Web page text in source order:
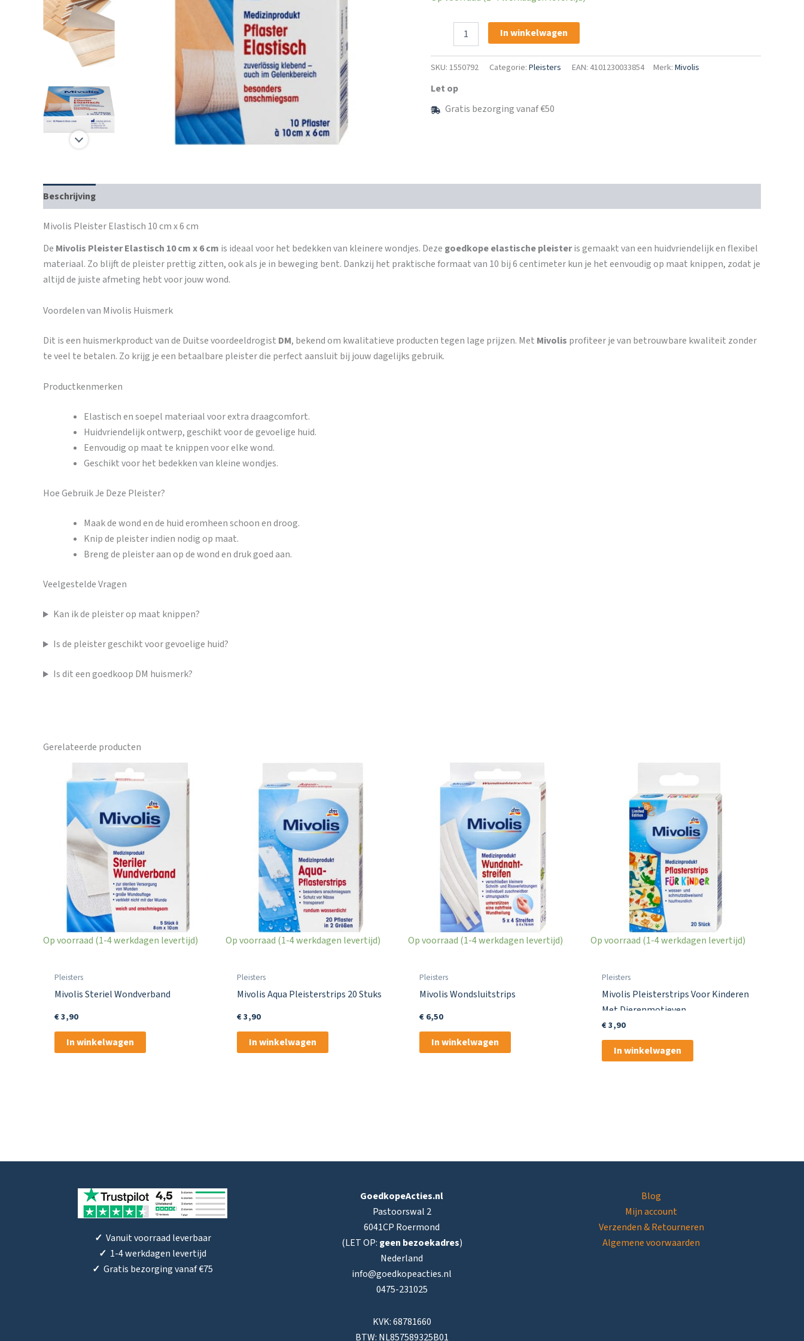
10
x
cm
In winkelwagen
SKU:1550792 Categorie:Pleisters EAN: 4101230033854 Merk:Mivolis
Let op
Gratis bezorging vanaf €50
Beschrijving
Mivolis Pleister Elastisch 10 cm x 6 cm
De Mivolis Pleister Elastisch 10 cm x 6 cm is ideaal voor het bedekken van kleinere wondjes. Deze goedkope elastische pleisteris gemaakt van een huidvriendelijk en flexibel
materiaal. Zo blijft de pleister prettig zitten, ook als je in beweging bent. Dankzij het praktische formaat van 10 bij 6 centimeter kun je het eenvoudig op maat knippen, zodat je
altijd de juiste afmeting hebt voor jouw wond.
Voordelen van Mivolis Huismerk
Dit is een huismerkproduct van de Duitse voordeeldrogist DM, bekend om kwalitatieve producten tegen lage prijzen. Met Mivolis profiteer je van betrouwbare kwaliteit zonder
te veel te betalen. Zo krijg je een betaalbare pleister die perfect aansluit bij jouw dagelijks gebruik.
Productkenmerken
Elastisch en soepel materiaal voor extra draagcomfort.
Huidvriendelijk ontwerp, geschikt voor de gevoelige huid.
Eenvoudig op maat te knippen voor elke wond.
Geschikt voor het bedekken van kleine wondjes.
Hoe Gebruik Je Deze Pleister?
Maak de wond en de huid eromheen schoon en droog.
Knip de pleister indien nodig op maat.
Breng de pleister aan op de wond en druk goed aan.
Veelgestelde Vragen
Kan ik de pleister op maat knippen?
Is de pleister geschikt voor gevoelige huid?
Is dit een goedkoop DM huismerk?
Gerelateerde producten
Op voorraad (1-4 werkdagen levertijd)
Pleisters
Mivolis Steriel Wondverband
€3,90
In winkelwagen
Op voorraad (1-4 werkdagen levertijd)
Pleisters
Mivolis Aqua Pleisterstrips 20 Stuks
€3,90
In winkelwagen
Op voorraad (1-4 werkdagen levertijd)
Pleisters
Mivolis Wondsluitstrips
€6,50
In winkelwagen
Op voorraad (1-4 werkdagen levertijd)
Pleisters
Mivolis Pleisterstrips Voor Kinderen
Met Dierenmotieven
€3,90
In winkelwagen
✓ Vanuit voorraad leverbaar
✓ 1-4 werkdagen levertijd
✓ Gratis bezorging vanaf €75
GoedkopeActies.nl
Pastoorswal 2
6041CP Roermond
(LET OP: geen bezoekadres)
Nederland
info@goedkopeacties.nl
0475-231025
KVK: 68781660
BTW: NL857589325B01
Blog
Mijn account
Verzenden & Retourneren
Algemene voorwaarden